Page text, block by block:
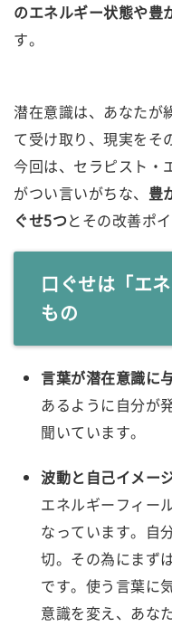
のエネルギー状態や豊
す。
潜在意識は、あなたが
て受け取り、現実をそ
今回は、セラピスト・
がつい言いがちな、 豊
ぐせ5つとその改善ポ
口ぐせは「エ
もの
言葉が潜在意識に
あるように自分が
聞いています。
波動と自己イメー
エネルギーフィー
なっています。自
切。その為にまず
です。使う言葉に
意識を変え、あな